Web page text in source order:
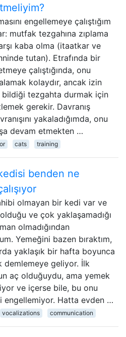
engellemeye çalıştığım
mutfak tezgahına zıplama
kaba olma (itaatkar ve
tutan). Etrafında bir
çalıştığında, onu
kolaydır, ancak izin
tezgahta durmak için
gerekir. Davranış
yakaladığımda, onu
devam etmekten …
cats training
benden ne
olmayan bir kedi var ve
ve çok yaklaşamadığı
olmadığından
Yemeğini bazen bıraktım,
yaklaşık bir hafta boyunca
demlemeye geliyor. İlk
aç olduğuydu, ama yemek
ve içerse bile, bu onu
engellemiyor. Hatta evden …
vocalizations communication